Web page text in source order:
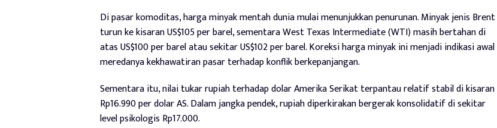
Di pasar komoditas, harga minyak mentah dunia mulai menunjukkan penurunan. Minyak jenis Brent
turun ke kisaran US$105 per barel, sementara West Texas Intermediate (WTI) masih bertahan di
atas US$100 per barel atau sekitar US$102 per barel. Koreksi harga minyak ini menjadi indikasi awal
meredanya kekhawatiran pasar terhadap konflik berkepanjangan.
Sementara itu, nilai tukar rupiah terhadap dolar Amerika Serikat terpantau relatif stabil di kisaran
Rp16.990 per dolar AS. Dalam jangka pendek, rupiah diperkirakan bergerak konsolidatif di sekitar
level psikologis Rp17.000.